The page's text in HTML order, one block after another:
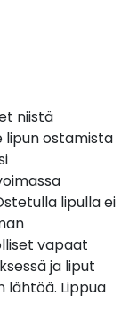
niistä
ostamista
lipulla ei
vapaat
ja liput
lähtöä. Lippua